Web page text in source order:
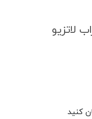
لاتزیو
کنید